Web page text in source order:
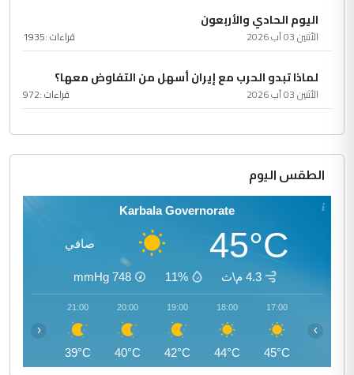
اليوم الحادي والأربعون
الأثنين 03 آب 2026 قراءات :1935
لماذا تبدو الحرب مع إيران أسهل من التفاوض معها؟
الأثنين 03 آب 2026 قراءات :972
الطقس اليوم
Karbala Governorate
45°C صافي
4.3 م\ث 11%
748
mmHg
17:00
45°C
18:00
44°C
19:00
42°C
20:00
40°C
21:00
39°C
‹ ›